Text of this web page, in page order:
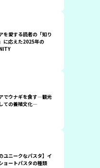
を愛する読者の「知り
に応えた2025年の
でウナギを食す―観光
ての養殖文化―
ユニークなパスタ】イ
ョートパスタの種類